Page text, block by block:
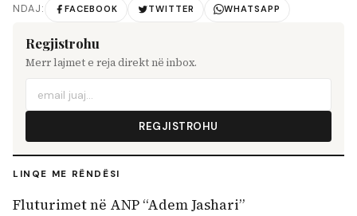
NDAJ: FACEBOOK TWITTER WHATSAPP
Regjistrohu
Merr lajmet e reja direkt në inbox.
REGJISTROHU
LINQE ME RËNDËSI
Fluturimet në ANP “Adem Jashari”